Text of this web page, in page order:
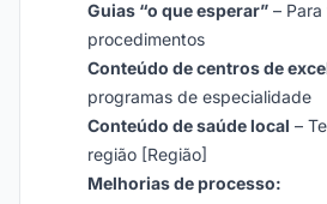
Guias “o que esperar” –
procedimentos
Conteúdo de centros de
programas de especialidade
Conteúdo de saúde local –
região [Região]
Melhorias de processo: